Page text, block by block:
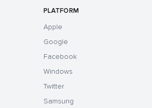
PLATFORM
Apple
Google
Facebook
Windows
Twitter
Samsung